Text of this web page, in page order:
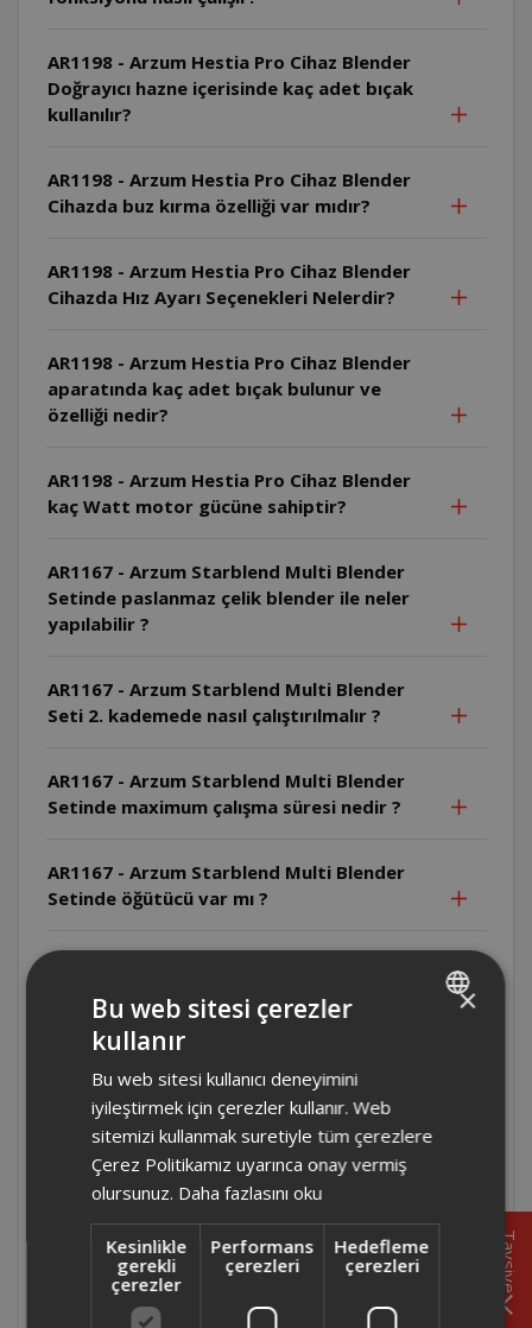
AR1198 - Arzum Hestia Pro Cihaz Blender
Doğrayıcı hazne içerisinde kaç adet bıçak
kullanılır?
AR1198 - Arzum Hestia Pro Cihaz Blender
Cihazda buz kırma özelliği var mıdır?
AR1198 - Arzum Hestia Pro Cihaz Blender
Cihazda Hız Ayarı Seçenekleri Nelerdir?
AR1198 - Arzum Hestia Pro Cihaz Blender
aparatında kaç adet bıçak bulunur ve
özelliği nedir?
AR1198 - Arzum Hestia Pro Cihaz Blender
kaç Watt motor gücüne sahiptir?
AR1167 - Arzum Starblend Multi Blender
Setinde paslanmaz çelik blender ile neler
yapılabilir ?
AR1167 - Arzum Starblend Multi Blender
Seti 2. kademede nasıl çalıştırılmalır ?
AR1167 - Arzum Starblend Multi Blender
Setinde maximum çalışma süresi nedir ?
AR1167 - Arzum Starblend Multi Blender
Setinde öğütücü var mı ?
AR1167 - Arzum Starblend Multi Blender
Setinin haznesi kaç litre ?
AR1167 - Arzum Starblend Multi Blender
Setinde buz kırma özelliği var mı ?
AR1167 - Arzum Starblend Multi Blender
Seti kaç hız kademesine sahip ?
Tavsiye
×
Bu web sitesi çerezler
kullanır
Bu web sitesi kullanıcı deneyimini
iyileştirmek için çerezler kullanır. Web
sitemizi kullanmak suretiyle tüm çerezlere
Çerez Politikamız uyarınca onay vermiş
olursunuz. Daha fazlasını oku
Kesinlikle
gerekli
çerezler
Performans
çerezleri
Hedefleme
çerezleri